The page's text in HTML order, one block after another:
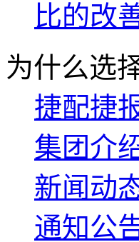
比的改
为什么选
捷配捷
集团介
新闻动
通知公